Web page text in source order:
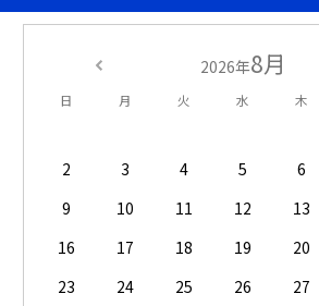
2026年8月
日 月 火 水 木
2
3 4 5 6
9
10 11 12 13
16
17 18 19 20
23
24 25 26 27